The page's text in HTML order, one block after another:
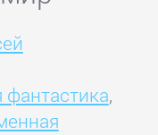
фантастика,